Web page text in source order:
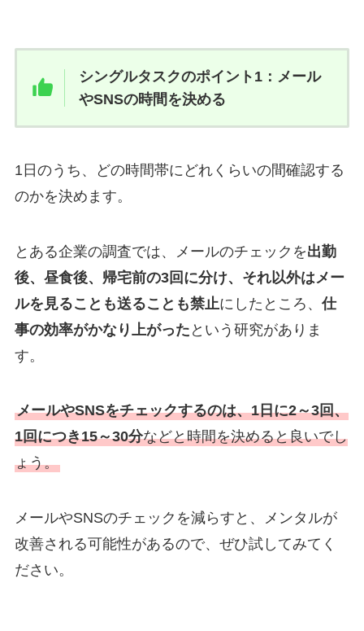
シングルタスクのポイント1：メール
やSNSの時間を決める
1日のうち、どの時間帯にどれくらいの間確認する
のかを決めます。
とある企業の調査では、メールのチェックを出勤
後、昼食後、帰宅前の3回に分け、それ以外はメー
ルを見ることも送ることも禁止にしたところ、 仕
事の効率がかなり上がった という研究がありま
す。
メールやSNSをチェックするのは、1日に2～3回、
1回につき15～30分などと時間を決めると良いでし
ょう。
メールやSNSのチェックを減らすと、メンタルが
改善される可能性があるので、ぜひ試してみてく
ださい。